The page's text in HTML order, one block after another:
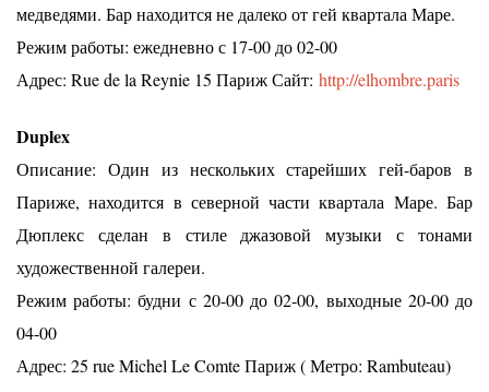
медведями. Бар находится не далеко от гей квартала Маре.
Режим работы: ежедневно с 17-00 до 02-00
Адрес: Rue de la Reynie 15 Париж Сайт: http://elhombre.paris
Duplex
Описание: Один из нескольких старейших гей-баров в
Париже, находится в северной части квартала Маре. Бар
Дюплекс сделан в стиле джазовой музыки с тонами
художественной галереи.
Режим работы: будни с 20-00 до 02-00, выходные 20-00 до
04-00
Адрес: 25 rue Michel Le Comte Париж ( Метро: Rambuteau)